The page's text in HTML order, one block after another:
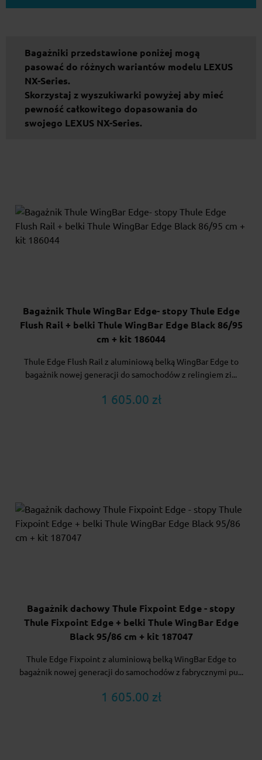
Bagażniki przedstawione poniżej mogą
pasować do różnych wariantów modelu LEXUS
NX-Series.
Skorzystaj z wyszukiwarki powyżej aby mieć
pewność całkowitego dopasowania do
swojego LEXUS NX-Series.
Bagażnik Thule WingBar Edge- stopy Thule Edge
Flush Rail + belki Thule WingBar Edge Black 86/95
cm + kit 186044
Thule Edge Flush Rail z aluminiową belką WingBar Edge to
bagażnik nowej generacji do samochodów z relingiem zi...
1 605.00 zł
Bagażnik dachowy Thule Fixpoint Edge - stopy
Thule Fixpoint Edge + belki Thule WingBar Edge
Black 95/86 cm + kit 187047
Thule Edge Fixpoint z aluminiową belką WingBar Edge to
bagażnik nowej generacji do samochodów z fabrycznymi pu...
1 605.00 zł